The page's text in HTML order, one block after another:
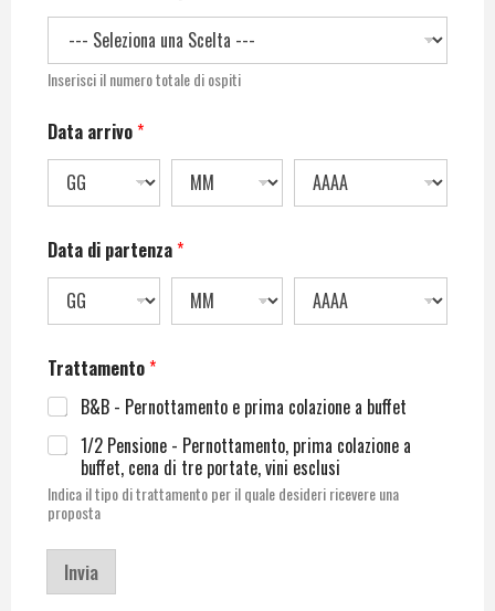
Inserisci il numero totale di ospiti
Data arrivo*
Data di partenza*
Trattamento*
B&B - Pernottamento e prima colazione a buffet
1/2 Pensione - Pernottamento, prima colazione a
buffet, cena di tre portate, vini esclusi
Indica il tipo di trattamento per il quale desideri ricevere una
proposta
Invia